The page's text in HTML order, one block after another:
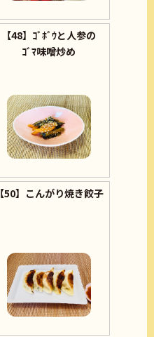
【48】ｺﾞﾎﾞｳと人参の
ｺﾞﾏ味噌炒め
【50】こんがり焼き餃子